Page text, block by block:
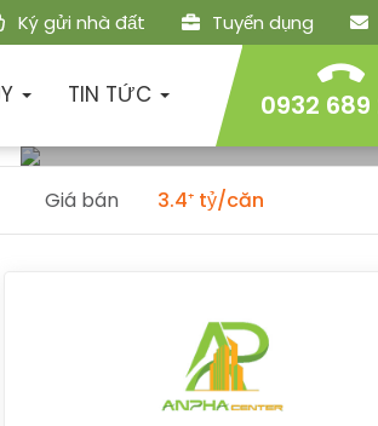
Ký gửi nhà đất Tuyển dụng
0932 689
TIN TỨC
toán
Giá bán 3.4⁺ tỷ/căn